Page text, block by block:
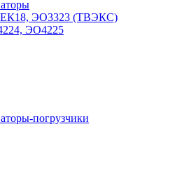
ЭО3323 (ТВЭКС)
ЭО4225
погрузчики